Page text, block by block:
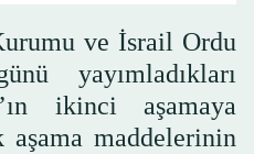
ve İsrail Ordu
yayımladıkları
ikinci aşamaya
maddelerinin